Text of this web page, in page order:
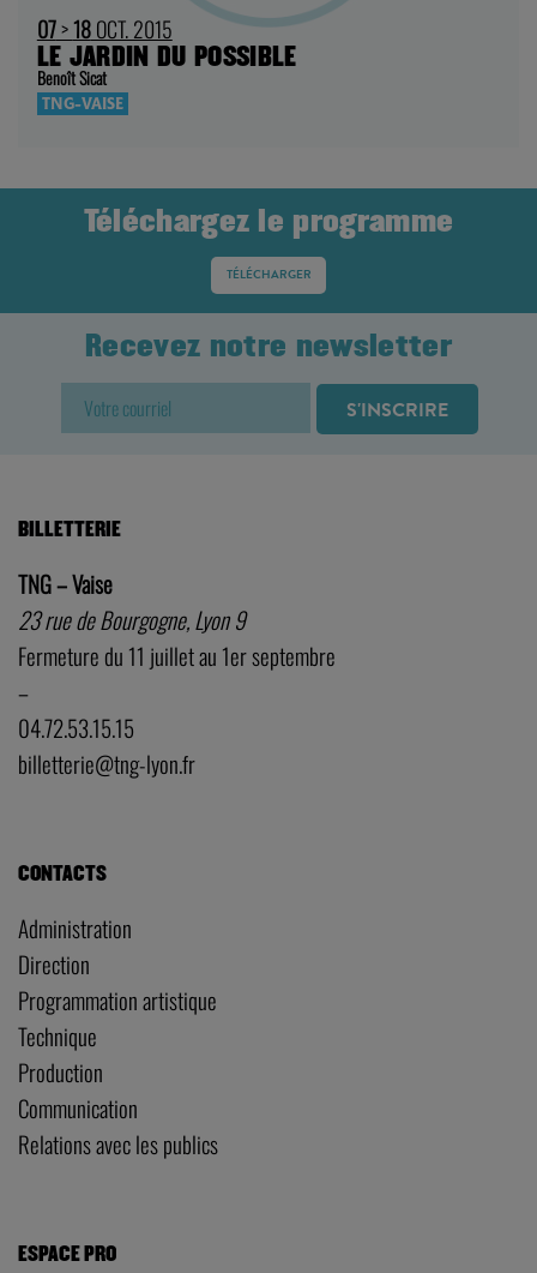
07>18OCT. 2015
LE JARDIN DU POSSIBLE
Benoît Sicat
TNG-VAISE
Téléchargez le programme
TÉLÉCHARGER
Recevez notre newsletter
BILLETTERIE
TNG – Vaise
23 rue de Bourgogne, Lyon 9
Fermeture du 11 juillet au 1er septembre
–
04.72.53.15.15
billetterie@tng-lyon.fr
CONTACTS
Administration
Direction
Programmation artistique
Technique
Production
Communication
Relations avec les publics
ESPACE PRO